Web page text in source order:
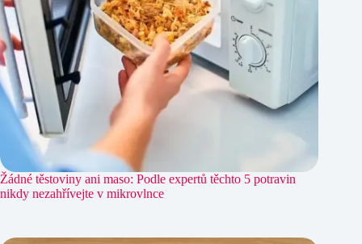
Žádné těstoviny ani maso: Podle expertů těchto 5 potravin
nikdy nezahřívejte v mikrovlnce